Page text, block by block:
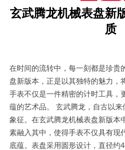
玄武腾龙机械表盘新
质
在时间的流转中，每一刻都是珍贵
盘新版本，正是以其独特的魅力，
手表不仅是一件精密的计时工具，
蕴的艺术品。 玄武腾龙，自古以
象征。在玄武腾龙机械表盘新版本
素融入其中，使得手表不仅具有现
底蕴。表盘采用圆形设计，直径约